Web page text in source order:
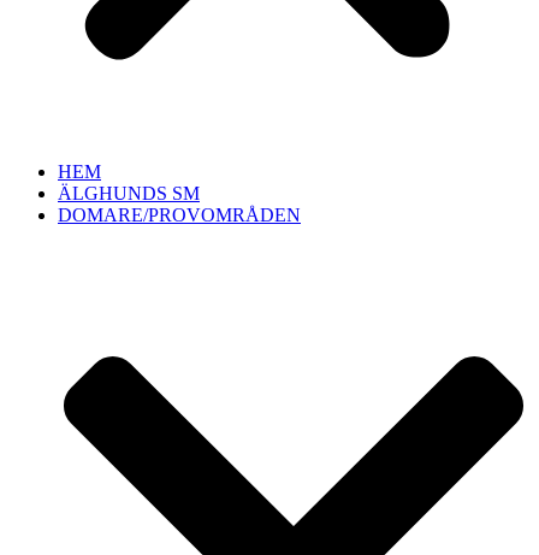
HEM
ÄLGHUNDS SM
DOMARE/PROVOMRÅDEN